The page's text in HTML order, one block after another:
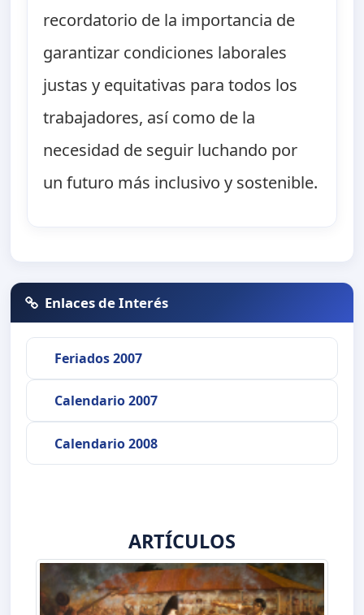
recordatorio de la importancia de
garantizar condiciones laborales
justas y equitativas para todos los
trabajadores, así como de la
necesidad de seguir luchando por
un futuro más inclusivo y sostenible.
Enlaces de Interés
Feriados 2007
Calendario 2007
Calendario 2008
ARTÍCULOS